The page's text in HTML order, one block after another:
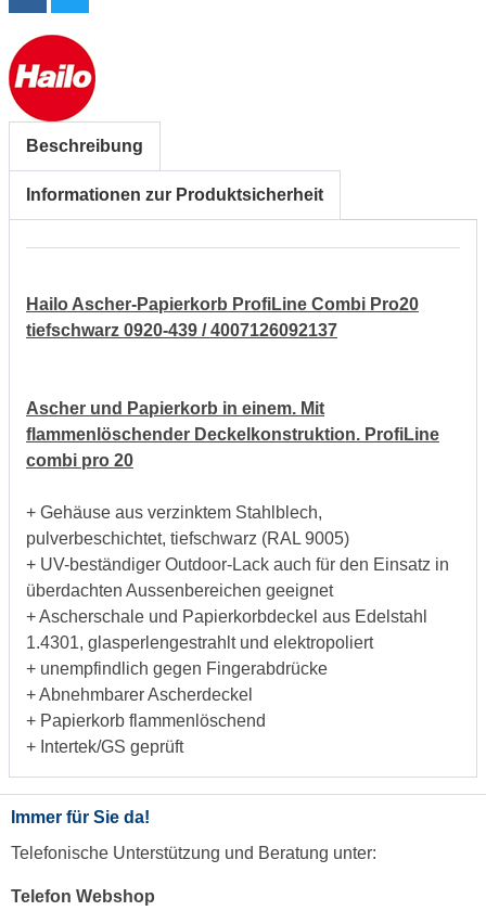
Beschreibung
Informationen zur Produktsicherheit
Hailo Ascher-Papierkorb ProfiLine Combi Pro20
tiefschwarz 0920-439 / 4007126092137
Ascher und Papierkorb in einem. Mit
flammenlöschender Deckelkonstruktion. ProfiLine
combi pro 20
+ Gehäuse aus verzinktem Stahlblech,
pulverbeschichtet, tiefschwarz (RAL 9005)
+ UV-beständiger Outdoor-Lack auch für den Einsatz in
überdachten Aussenbereichen geeignet
+ Ascherschale und Papierkorbdeckel aus Edelstahl
1.4301, glasperlengestrahlt und elektropoliert
+ unempfindlich gegen Fingerabdrücke
+ Abnehmbarer Ascherdeckel
+ Papierkorb flammenlöschend
+ Intertek/GS geprüft
Immer für Sie da!
Telefonische Unterstützung und Beratung unter:
Telefon Webshop